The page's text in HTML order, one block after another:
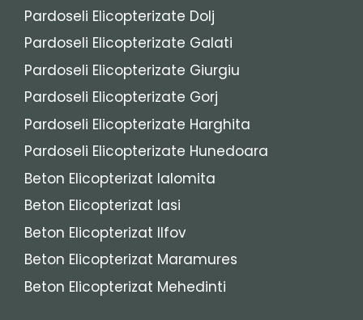
Pardoseli Elicopterizate Dolj
Pardoseli Elicopterizate Galati
Pardoseli Elicopterizate Giurgiu
Pardoseli Elicopterizate Gorj
Pardoseli Elicopterizate Harghita
Pardoseli Elicopterizate Hunedoara
Beton Elicopterizat Ialomita
Beton Elicopterizat Iasi
Beton Elicopterizat Ilfov
Beton Elicopterizat Maramures
Beton Elicopterizat Mehedinti